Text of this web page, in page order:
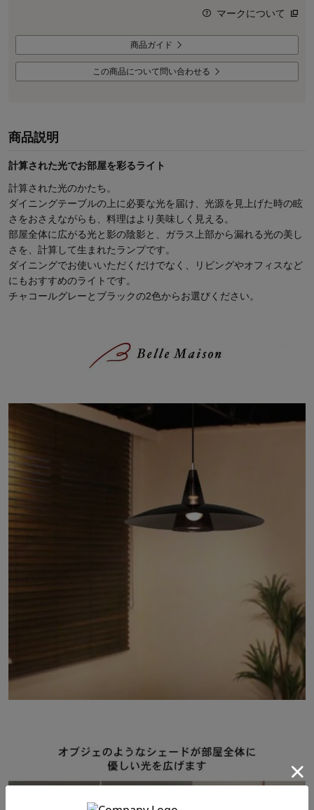
マークについて
商品ガイド
この商品について問い合わせる
商品説明
計算された光でお部屋を彩るライト
計算された光のかたち。
ダイニングテーブルの上に必要な光を届け、光源を見上げた時の眩
さをおさえながらも、料理はより美味しく見える。
部屋全体に広がる光と影の陰影と、ガラス上部から漏れる光の美し
さを、計算して生まれたランプです。
ダイニングでお使いいただくだけでなく、リビングやオフィスなど
にもおすすめのライトです。
チャコールグレーとブラックの2色からお選びください。